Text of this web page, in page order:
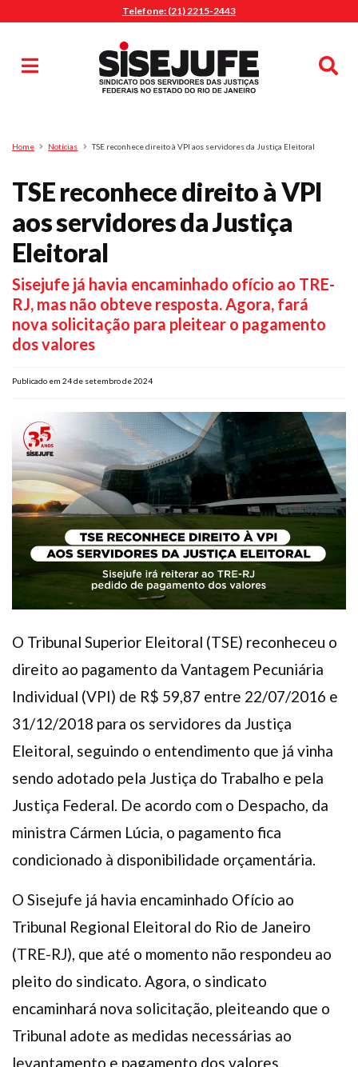
Telefone: (21) 2215-2443
Pesquisa
Home Notícias TSE reconhece direito à VPI aos servidores da Justiça Eleitoral
TSE reconhece direito à VPI
aos servidores da Justiça
Eleitoral
Sisejufe já havia encaminhado ofício ao TRE-
RJ, mas não obteve resposta. Agora, fará
nova solicitação para pleitear o pagamento
dos valores
Publicado em 24 de setembro de 2024
O Tribunal Superior Eleitoral (TSE) reconheceu o
direito ao pagamento da Vantagem Pecuniária
Individual (VPI) de R$ 59,87 entre 22/07/2016 e
31/12/2018 para os servidores da Justiça
Eleitoral, seguindo o entendimento que já vinha
sendo adotado pela Justiça do Trabalho e pela
Justiça Federal. De acordo com o Despacho, da
ministra Cármen Lúcia, o pagamento fica
condicionado à disponibilidade orçamentária.
O Sisejufe já havia encaminhado Ofício ao
Tribunal Regional Eleitoral do Rio de Janeiro
(TRE-RJ), que até o momento não respondeu ao
pleito do sindicato. Agora, o sindicato
encaminhará nova solicitação, pleiteando que o
Tribunal adote as medidas necessárias ao
levantamento e pagamento dos valores.
MENU
Sindicalize-se
Diretoria
O Sindicato
Agenda
Casa do Alto
Sede Campestre
Nossos Convênios
Gympass Wellhub
Seguro Auto
Plano de Saúde
Pós-graduação
FacebookInstagramTwitter YoutubeTikTok Whatsapp